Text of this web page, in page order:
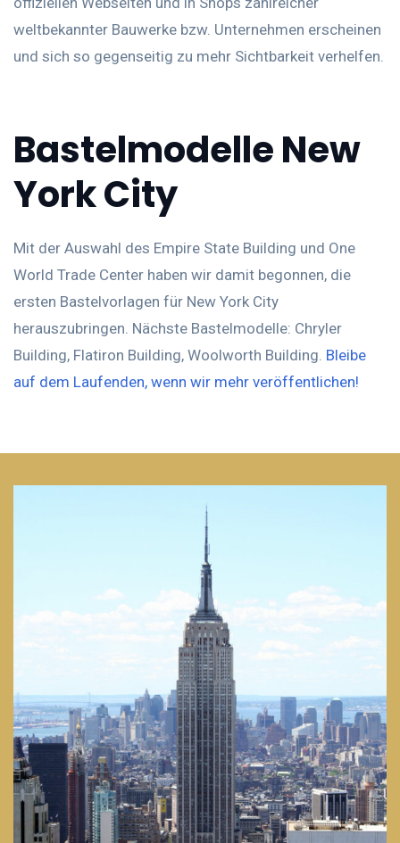
weltbekannter Bauwerke bzw. Unternehmen erscheinen
und sich so gegenseitig zu mehr Sichtbarkeit verhelfen.
Bastelmodelle New
York City
Mit der Auswahl des Empire State Building und One
World Trade Center haben wir damit begonnen, die
ersten Bastelvorlagen für New York City
herauszubringen. Nächste Bastelmodelle: Chryler
Building, Flatiron Building, Woolworth Building. Bleibe
auf dem Laufenden, wenn wir mehr veröffentlichen!